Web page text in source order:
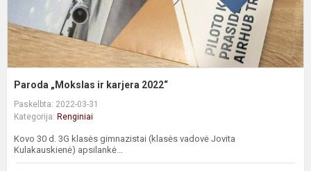
Paroda „Mokslas ir karjera 2022“
Paskelbta: 2022-03-31
Kategorija: Renginiai
Kovo 30 d. 3G klasės gimnazistai (klasės vadovė Jovita
Kulakauskienė) apsilankė...